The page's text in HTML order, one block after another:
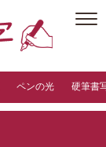
ペンの光 硬筆書